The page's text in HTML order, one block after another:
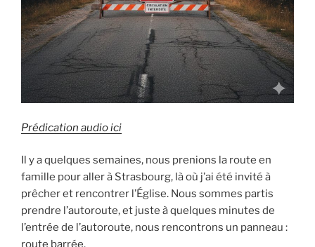
Prédication audio ici
Il y a quelques semaines, nous prenions la route en
famille pour aller à Strasbourg, là où j’ai été invité à
prêcher et rencontrer l’Église. Nous sommes partis
prendre l’autoroute, et juste à quelques minutes de
l’entrée de l’autoroute, nous rencontrons un panneau :
route barrée.